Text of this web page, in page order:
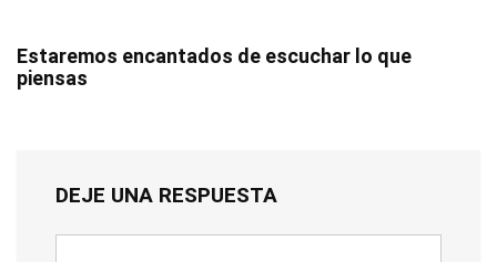
Estaremos encantados de escuchar lo que
piensas
DEJE UNA RESPUESTA